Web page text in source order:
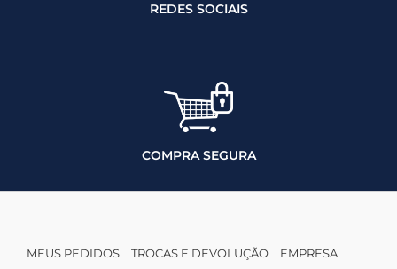
REDES SOCIAIS
COMPRA SEGURA
MEUS PEDIDOS TROCAS E DEVOLUÇÃO EMPRESA